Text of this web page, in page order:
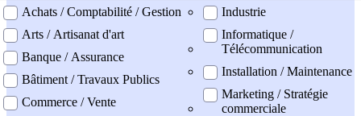
professionel
Achats / Comptabilité / Gestion
Arts / Artisanat d'art
Banque / Assurance
Bâtiment / Travaux Publics
Commerce / Vente
Industrie
Informatique /
Télécommunication
Installation / Maintenance
Marketing / Stratégie
commerciale